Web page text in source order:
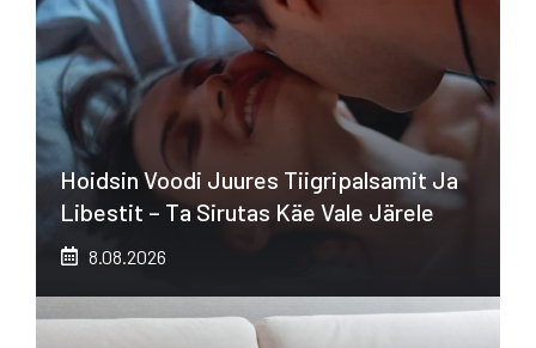
Hoidsin Voodi Juures Tiigripalsamit Ja
Libestit – Ta Sirutas Käe Vale Järele
8.08.2026